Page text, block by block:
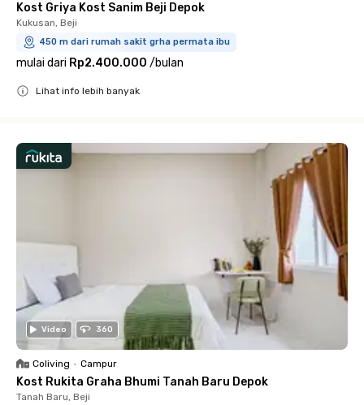
Kost Griya Kost Sanim Beji Depok
Kukusan, Beji
450 m dari rumah sakit grha permata ibu
mulai dari Rp2.400.000 /bulan
Lihat info lebih banyak
Video 360
Coliving • Campur
Kost Rukita Graha Bhumi Tanah Baru Depok
Tanah Baru, Beji